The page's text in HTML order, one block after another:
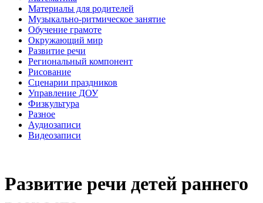
Материалы для родителей
Музыкально-ритмическое занятие
Обучение грамоте
Окружающий мир
Развитие речи
Региональный компонент
Рисование
Сценарии праздников
Управление ДОУ
Физкультура
Разное
Аудиозаписи
Видеозаписи
Развитие речи детей раннего